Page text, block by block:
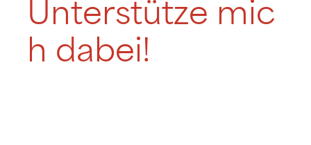
Unterstütze mic
h dabei!